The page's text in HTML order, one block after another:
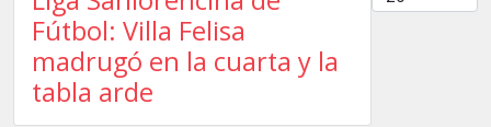
Fútbol: Villa Felisa
madrugó en la cuarta y la
tabla arde